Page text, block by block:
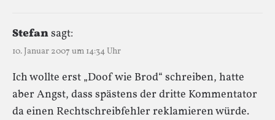
Stefansagt:
10. Januar 2007 um 14:34 Uhr
Ich wollte erst „Doof wie Brod“ schreiben, hatte
aber Angst, dass spästens der dritte Kommentator
da einen Rechtschreibfehler reklamieren würde.